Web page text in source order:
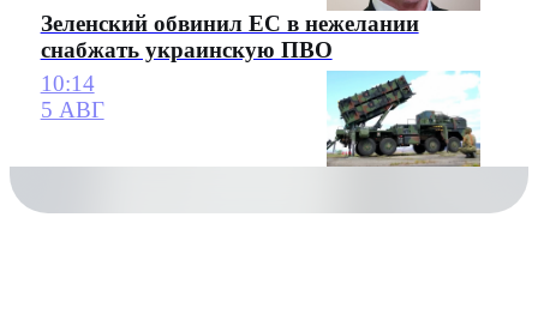
Зеленский обвинил ЕС в нежелании
снабжать украинскую ПВО
10:14
5 АВГ